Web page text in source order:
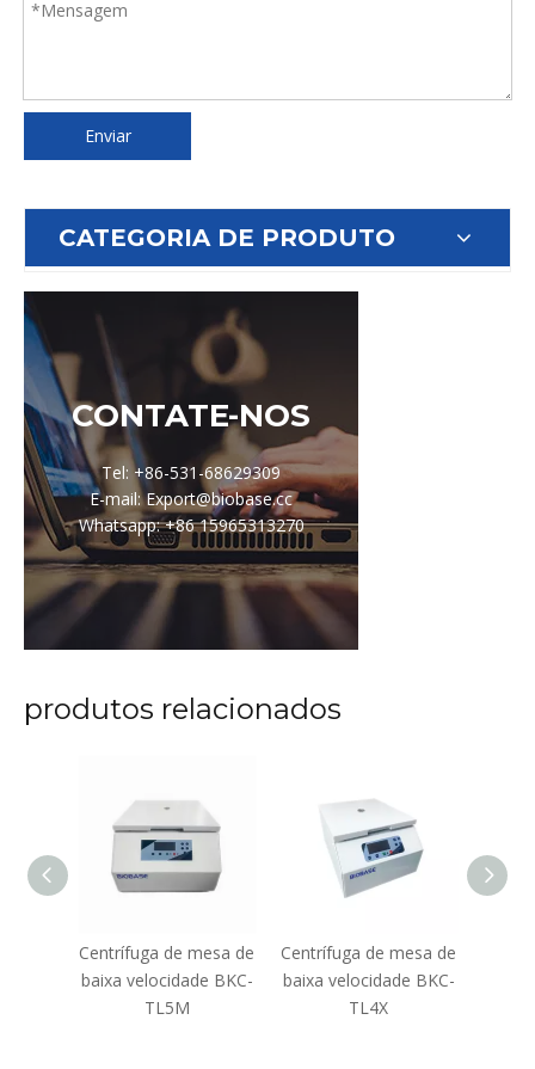
Enviar
CATEGORIA DE PRODUTO
CONTATE-NOS
Tel: +86-531-68629309
E-mail: Export@biobase.cc
Whatsapp: +86 15965313270
produtos relacionados
Centrífuga de mesa de
baixa velocidade BKC-
TL5M
Centrífuga de mesa de
baixa velocidade BKC-
TL4X